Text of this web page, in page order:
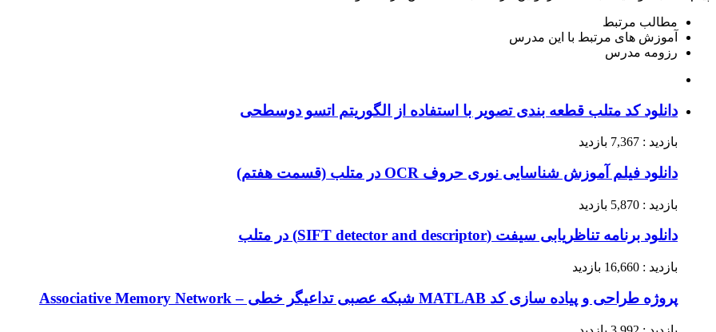
مطالب مرتبط
آموزش های مرتبط با این مدرس
رزومه مدرس
دانلود کد متلب قطعه بندی تصویر با استفاده از الگوریتم اتسو دوسطحی
بازدید : 7,367 بازدید
دانلود فیلم آموزش شناسایی نوری حروف OCR در متلب (قسمت هفتم)
بازدید : 5,870 بازدید
دانلود برنامه تناظریابی سیفت (SIFT detector and descriptor) در متلب
بازدید : 16,660 بازدید
پروژه طراحی و پیاده سازی کد MATLAB شبکه‌ عصبی تداعیگر خطی – Associative Memory Network